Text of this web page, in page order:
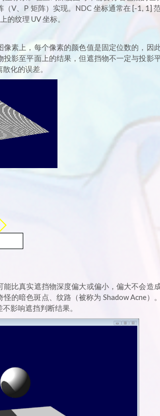
V、P 矩阵）实现。NDC 坐标通常在 [-1, 1]
的纹理 UV 坐标。
素上，每个像素的颜色值是固定位数的，因
影至平面上的结果，但遮挡物不一定与投影
化的误差。
比真实遮挡物深度偏大或偏小，偏大不会造
的暗色斑点、纹路（被称为 Shadow Acne）
不影响遮挡判断结果。